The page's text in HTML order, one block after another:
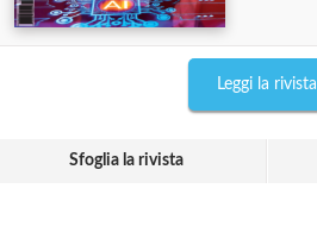
Leggi la rivista
Sfoglia la rivista